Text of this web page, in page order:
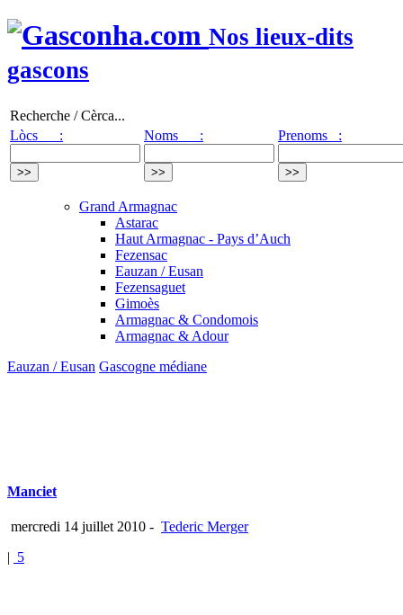
Nos lieux-dits
gascons
Recherche / Cèrca...
Lòcs :
Noms : Prenoms :
Grand Armagnac
Astarac
Haut Armagnac - Pays d’Auch
Fezensac
Eauzan / Eusan
Fezensaguet
Gimoès
Armagnac & Condomois
Armagnac & Adour
Eauzan / Eusan Gascogne médiane
Manciet
mercredi 14 juillet 2010 - Tederic Merger
| 5